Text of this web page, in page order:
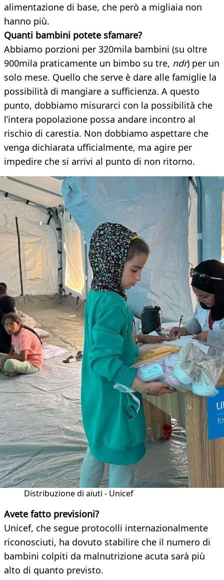
alimentazione di base, che però a migliaia non
hanno più.
Quanti bambini potete sfamare?
Abbiamo porzioni per 320mila bambini (su oltre
900mila praticamente un bimbo su tre, ndr) per un
solo mese. Quello che serve è dare alle famiglie la
possibilità di mangiare a sufficienza. A questo
punto, dobbiamo misurarci con la possibilità che
l’intera popolazione possa andare incontro al
rischio di carestia. Non dobbiamo aspettare che
venga dichiarata ufficialmente, ma agire per
impedire che si arrivi al punto di non ritorno.
Distribuzione di aiuti - Unicef
Avete fatto previsioni?
Unicef, che segue protocolli internazionalmente
riconosciuti, ha dovuto stabilire che il numero di
bambini colpiti da malnutrizione acuta sarà più
alto di quanto previsto.